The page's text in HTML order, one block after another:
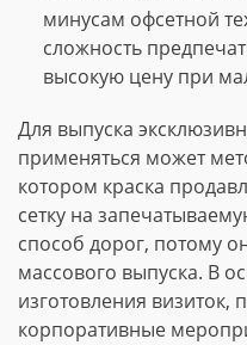
минусам офсетной
сложность
высокую цену при
Для выпуска
применяться может
котором краска
сетку на
способ дорог, потому
массового выпуска. В
изготовления
корпоративные